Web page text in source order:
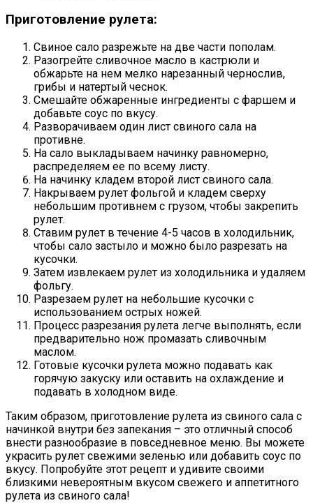
Приготовление рулета:
Свиное сало разрежьте на две части пополам.
Разогрейте сливочное масло в кастрюли и
обжарьте на нем мелко нарезанный чернослив,
грибы и натертый чеснок.
Смешайте обжаренные ингредиенты с фаршем и
добавьте соус по вкусу.
Разворачиваем один лист свиного сала на
противне.
На сало выкладываем начинку равномерно,
распределяем ее по всему листу.
На начинку кладем второй лист свиного сала.
Накрываем рулет фольгой и кладем сверху
небольшим противнем с грузом, чтобы закрепить
рулет.
Ставим рулет в течение 4-5 часов в холодильник,
чтобы сало застыло и можно было разрезать на
кусочки.
Затем извлекаем рулет из холодильника и удаляем
фольгу.
Разрезаем рулет на небольшие кусочки с
использованием острых ножей.
Процесс разрезания рулета легче выполнять, если
предварительно нож промазать сливочным
маслом.
Готовые кусочки рулета можно подавать как
горячую закуску или оставить на охлаждение и
подавать в холодном виде.
Таким образом, приготовление рулета из свиного сала с
начинкой внутри без запекания – это отличный способ
внести разнообразие в повседневное меню. Вы можете
украсить рулет свежими зеленью или добавить соус по
вкусу. Попробуйте этот рецепт и удивите своими
близкими невероятным вкусом свежего и аппетитного
рулета из свиного сала!